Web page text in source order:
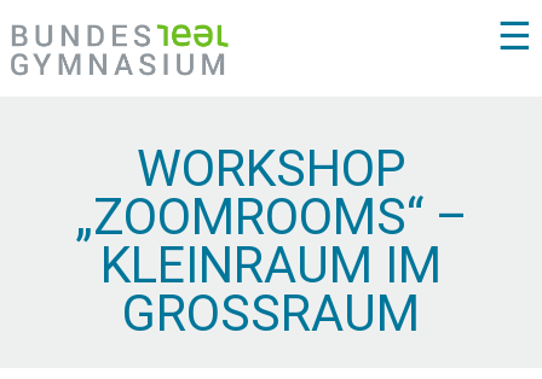
☰
WORKSHOP
„ZOOMROOMS“ –
KLEINRAUM IM
GROSSRAUM